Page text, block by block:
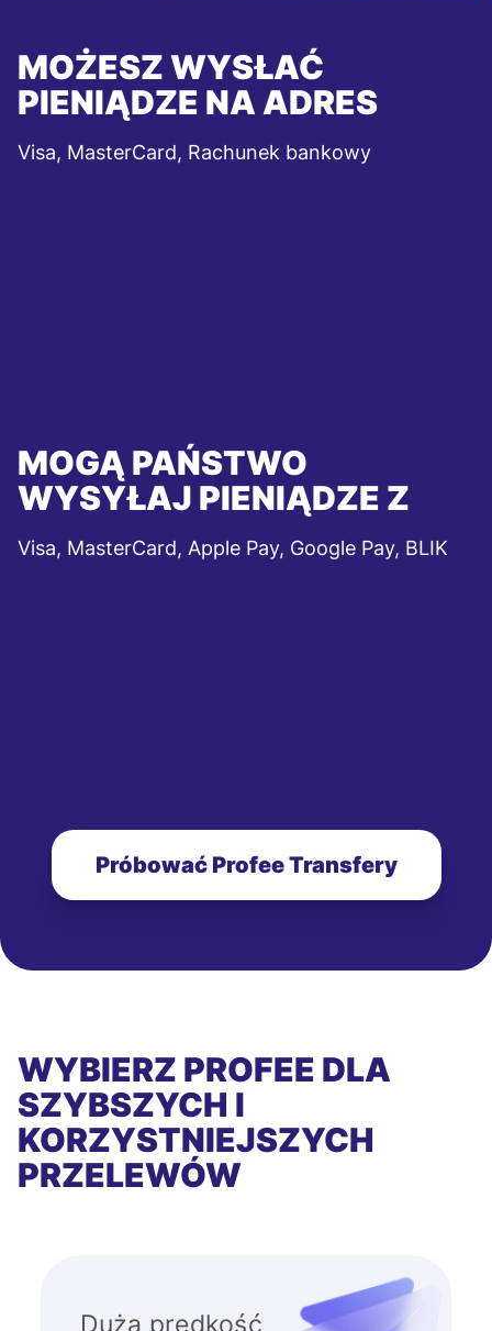
MOŻESZ WYSŁAĆ
PIENIĄDZE NA ADRES
Visa, MasterCard, Rachunek bankowy
MOGĄ PAŃSTWO
WYSYŁAJ PIENIĄDZE Z
Visa, MasterCard, Apple Pay, Google Pay, BLIK
Próbować Profee Transfery
WYBIERZ PROFEE DLA
SZYBSZYCH I
KORZYSTNIEJSZYCH
PRZELEWÓW
Duża prędkość